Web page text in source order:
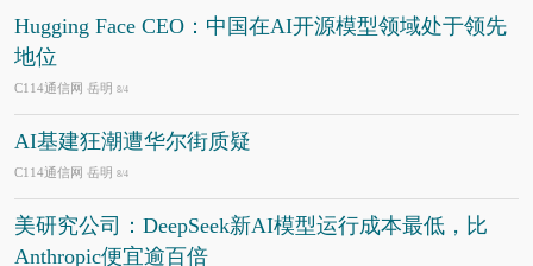
Hugging Face CEO：中国在AI开源模型领域处于领先
地位
C114通信网 岳明 8/4
AI基建狂潮遭华尔街质疑
C114通信网 岳明 8/4
美研究公司：DeepSeek新AI模型运行成本最低，比
Anthropic便宜逾百倍